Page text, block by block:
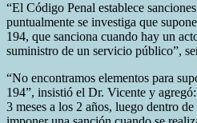
“El Código Penal establece
puntualmente se investiga que
194, que sanciona cuando hay un
suministro de un servicio público”,
“No encontramos elementos para
194”, insistió el Dr. Vicente y
3 meses a los 2 años, luego dentro